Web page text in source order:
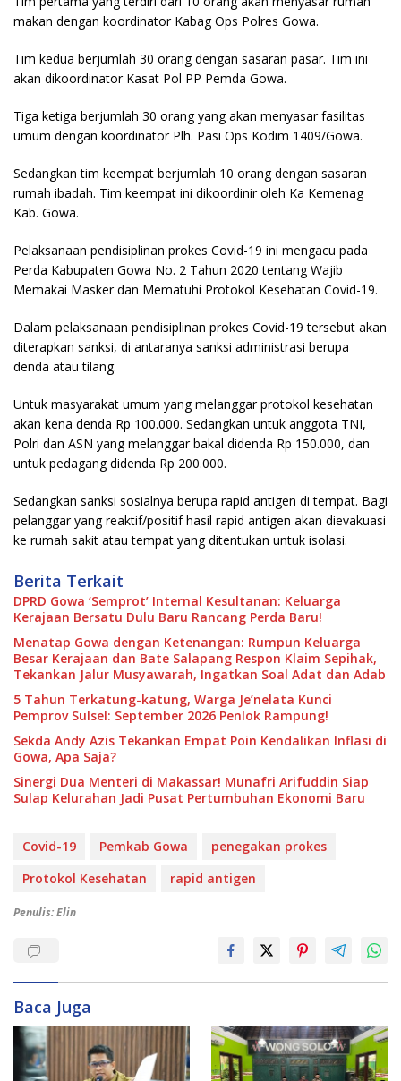
makan dengan koordinator Kabag Ops Polres Gowa.
Tim kedua berjumlah 30 orang dengan sasaran pasar. Tim ini
akan dikoordinator Kasat Pol PP Pemda Gowa.
Tiga ketiga berjumlah 30 orang yang akan menyasar fasilitas
umum dengan koordinator Plh. Pasi Ops Kodim 1409/Gowa.
Sedangkan tim keempat berjumlah 10 orang dengan sasaran
rumah ibadah. Tim keempat ini dikoordinir oleh Ka Kemenag
Kab. Gowa.
Pelaksanaan pendisiplinan prokes Covid-19 ini mengacu pada
Perda Kabupaten Gowa No. 2 Tahun 2020 tentang Wajib
Memakai Masker dan Mematuhi Protokol Kesehatan Covid-19.
Dalam pelaksanaan pendisiplinan prokes Covid-19 tersebut akan
diterapkan sanksi, di antaranya sanksi administrasi berupa
denda atau tilang.
Untuk masyarakat umum yang melanggar protokol kesehatan
akan kena denda Rp 100.000. Sedangkan untuk anggota TNI,
Polri dan ASN yang melanggar bakal didenda Rp 150.000, dan
untuk pedagang didenda Rp 200.000.
Sedangkan sanksi sosialnya berupa rapid antigen di tempat. Bagi
pelanggar yang reaktif/positif hasil rapid antigen akan dievakuasi
ke rumah sakit atau tempat yang ditentukan untuk isolasi.
Berita Terkait
DPRD Gowa ‘Semprot’ Internal Kesultanan: Keluarga
Kerajaan Bersatu Dulu Baru Rancang Perda Baru!
Menatap Gowa dengan Ketenangan: Rumpun Keluarga
Besar Kerajaan dan Bate Salapang Respon Klaim Sepihak,
Tekankan Jalur Musyawarah, Ingatkan Soal Adat dan Adab
5 Tahun Terkatung-katung, Warga Je’nelata Kunci
Pemprov Sulsel: September 2026 Penlok Rampung!
Sekda Andy Azis Tekankan Empat Poin Kendalikan Inflasi di
Gowa, Apa Saja?
Sinergi Dua Menteri di Makassar! Munafri Arifuddin Siap
Sulap Kelurahan Jadi Pusat Pertumbuhan Ekonomi Baru
Covid-19 Pemkab Gowa
penegakan prokes
Protokol Kesehatan
rapid antigen
Penulis: Elin
Baca Juga